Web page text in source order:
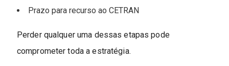
Prazo para recurso ao CETRAN
Perder qualquer uma dessas etapas pode
comprometer toda a estratégia.